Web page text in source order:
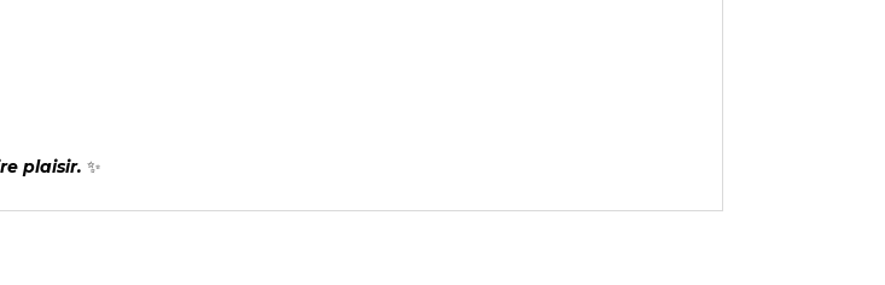
plaisir. ✨